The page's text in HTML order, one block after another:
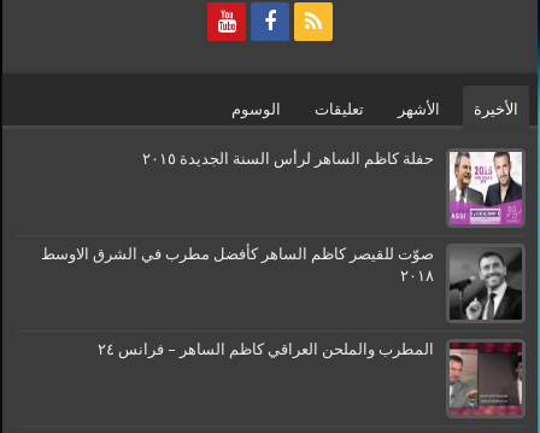
الأخيرة الأشهر تعليقات الوسوم
حفلة كاظم الساهر لرأس السنة الجديدة ٢٠١٥
صوّت للقيصر كاظم الساهر كأفضل مطرب في الشرق الاوسط
٢٠١٨
المطرب والملحن العراقي كاظم الساهر – فرانس ٢٤